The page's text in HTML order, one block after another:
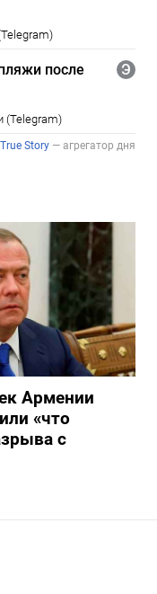
Армении
«что
с